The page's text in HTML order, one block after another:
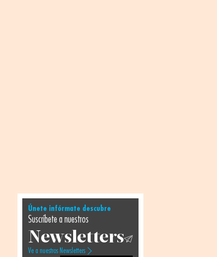
Únete infórmate descubre
Suscríbete a nuestros
Newsletters
Ve a nuestros Newsletters